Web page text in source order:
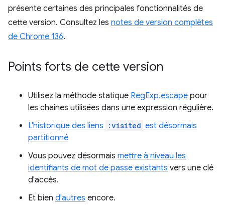
présente certaines des principales fonctionnalités de
cette version. Consultez les notes de version complètes
de Chrome 136.
Points forts de cette version
Utilisez la méthode statique RegExp.escape pour
les chaînes utilisées dans une expression régulière.
L'historique des liens
:visited est désormais
partitionné
Vous pouvez désormais mettre à niveau les
identifiants de mot de passe existants vers une clé
d'accès.
Et bien d'autres encore.